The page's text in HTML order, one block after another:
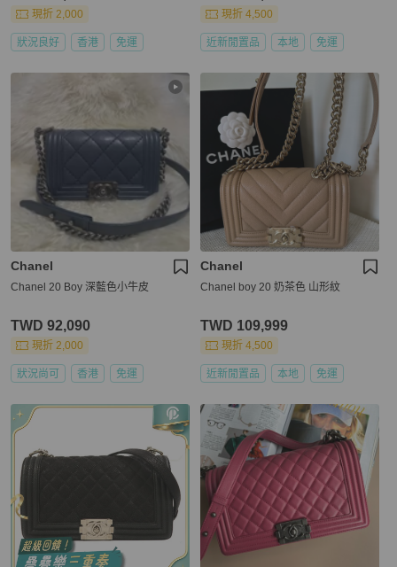
現折 2,000
狀況良好 香港 免運
現折 4,500
近新閒置品 本地 免運
Chanel
Chanel 20 Boy 深藍色小牛皮
TWD 92,090
現折 2,000
狀況尚可 香港 免運
Chanel
Chanel boy 20 奶茶色 山形紋
TWD 109,999
現折 4,500
近新閒置品 本地 免運